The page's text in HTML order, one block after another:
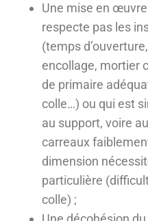
Une mise en
respecte pas les
(temps
encollage, mortier
de primaire
colle…) ou qui est
au support, voire
carreaux
dimension
particulière
colle) ;